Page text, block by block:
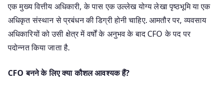
एक मुख्य वित्तीय अधिकारी, के पास एक उल्लेख योग्य लेखा पृष्ठभूमि या एक
अधिकृत संस्थान से प्रबंधन की डिग्री होनी चाहिए. आमतौर पर, व्यवसाय
अधिकारियों को उसी क्षेत्र में वर्षों के अनुभव के बाद CFO के पद पर
पदोन्नत किया जाता है.
CFO बनने के लिए क्या कौशल आवश्यक हैं?